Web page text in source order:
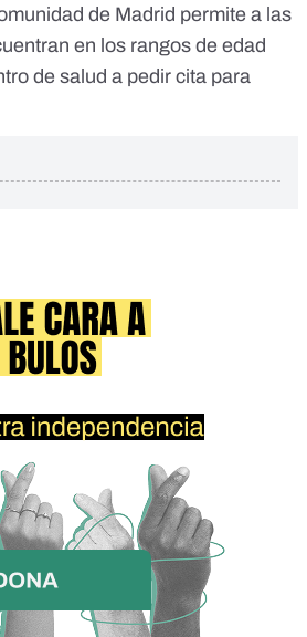
de Madrid permite a las
en los rangos de edad
de salud a pedir cita para